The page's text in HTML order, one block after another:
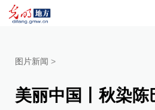
图片新闻 >
美丽中国丨秋染陈